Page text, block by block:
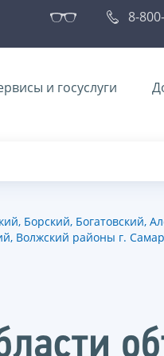
8-
и госуслуги
Борский, Богатовский,
Волжский районы г.